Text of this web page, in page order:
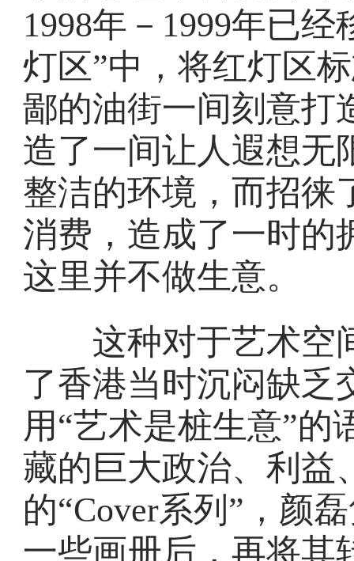
1998年－1999年已
灯区”中，将红灯区
鄙的油街一间刻意打
造了一间让人遐想无
整洁的环境，而招徕
消费，造成了一时的
这里并不做生意。
这种对于艺术空
了香港当时沉闷缺乏
用“艺术是桩生意”的
藏的巨大政治、利益
的“Cover系列”，颜
一些画册后，再将其